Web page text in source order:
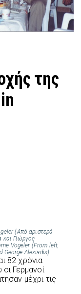
της
(Από αριστερά
Γιώργος
Vogeler (From left,
George Alexiadis).
82 χρόνια
Γερμανοί
μέχρι τις